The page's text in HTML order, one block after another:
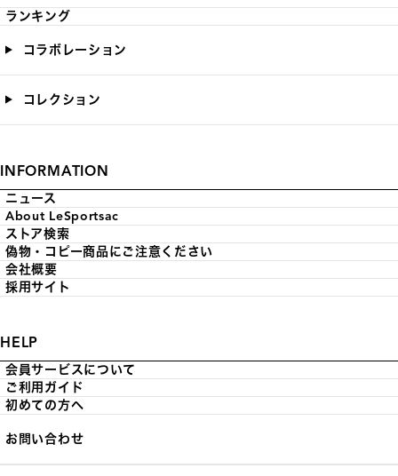
ランキング
コラボレーション
コレクション
INFORMATION
ニュース
About LeSportsac
ストア検索
偽物・コピー商品にご注意ください
会社概要
採用サイト
HELP
会員サービスについて
ご利用ガイド
初めての方へ
お問い合わせ